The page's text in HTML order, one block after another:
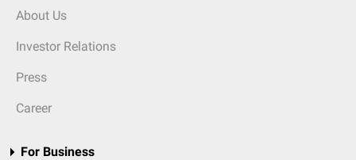
About Us
Investor Relations
Press
Career
For Business